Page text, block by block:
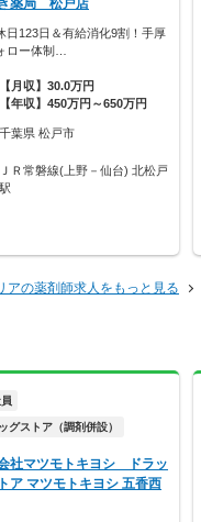
薬局 松戸店
日123日＆有給消化9割！手厚
ロー体制…
【月収】30.0万円
【年収】450万円～650万円
千葉県 松戸市
ＪＲ常磐線(上野－仙台) 北松戸
駅
アの薬剤師求人をもっと見る
グストア（調剤併設）
社マツモトキヨシ ドラッ
ア マツモトキヨシ 五香西